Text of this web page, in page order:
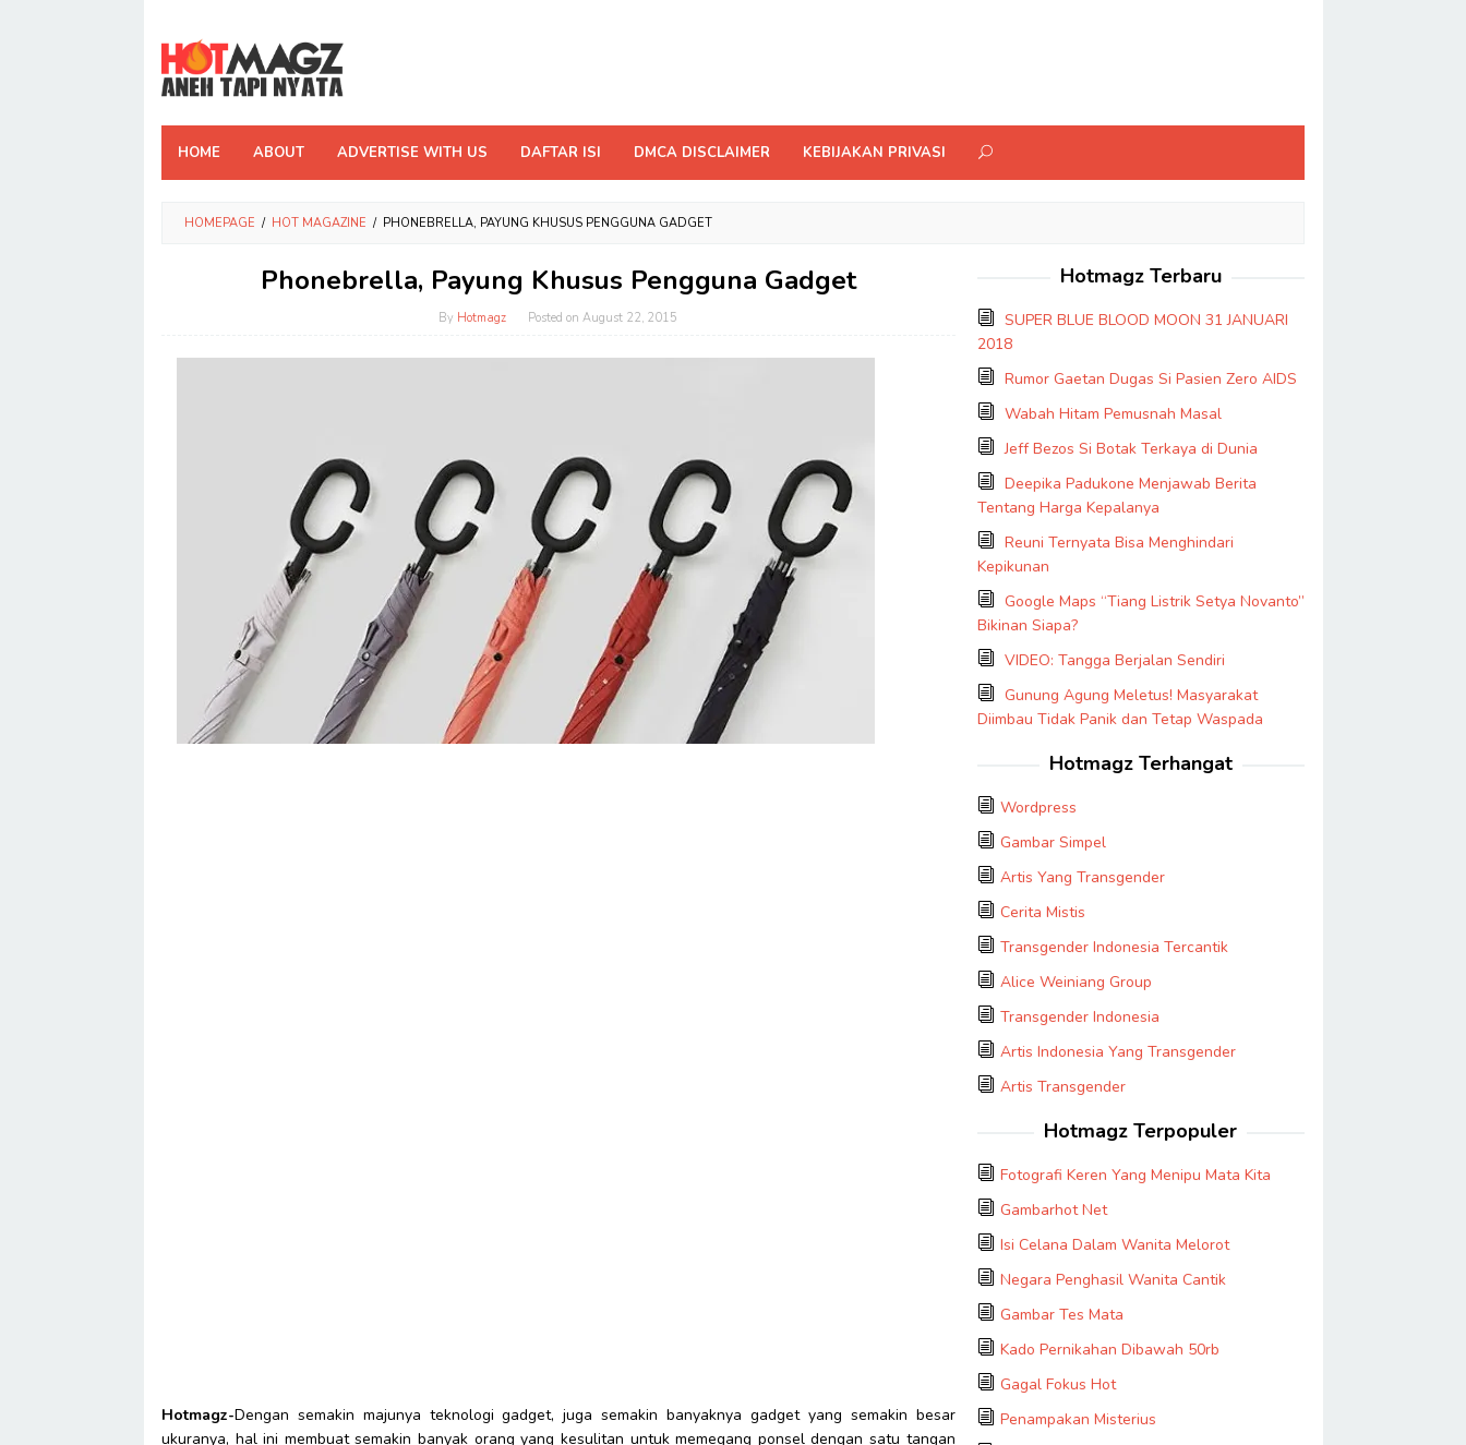
content
HOME ABOUT ADVERTISE WITH US DAFTAR ISI DMCA DISCLAIMER KEBIJAKAN PRIVASI
HOMEPAGE / HOT MAGAZINE / PHONEBRELLA, PAYUNG KHUSUS PENGGUNA GADGET
Phonebrella, Payung Khusus Pengguna Gadget
By Hotmagz Posted onAugust 22, 2015
Hotmagz-Dengan semakin majunya teknologi gadget, juga semakin banyaknya gadget yang semakin besar
ukuranya, hal ini membuat semakin banyak orang yang kesulitan untuk memegang ponsel dengan satu tangan
Hotmagz Terbaru
SUPER BLUE BLOOD MOON 31 JANUARI
2018
Rumor Gaetan Dugas Si Pasien Zero AIDS
Wabah Hitam Pemusnah Masal
Jeff Bezos Si Botak Terkaya di Dunia
Deepika Padukone Menjawab Berita
Tentang Harga Kepalanya
Reuni Ternyata Bisa Menghindari
Kepikunan
Google Maps “Tiang Listrik Setya Novanto”
Bikinan Siapa?
VIDEO: Tangga Berjalan Sendiri
Gunung Agung Meletus! Masyarakat
Diimbau Tidak Panik dan Tetap Waspada
Hotmagz Terhangat
Wordpress
Gambar Simpel
Artis Yang Transgender
Cerita Mistis
Transgender Indonesia Tercantik
Alice Weiniang Group
Transgender Indonesia
Artis Indonesia Yang Transgender
Artis Transgender
Hotmagz Terpopuler
Fotografi Keren Yang Menipu Mata Kita
Gambarhot Net
Isi Celana Dalam Wanita Melorot
Negara Penghasil Wanita Cantik
Gambar Tes Mata
Kado Pernikahan Dibawah 50rb
Gagal Fokus Hot
Penampakan Misterius